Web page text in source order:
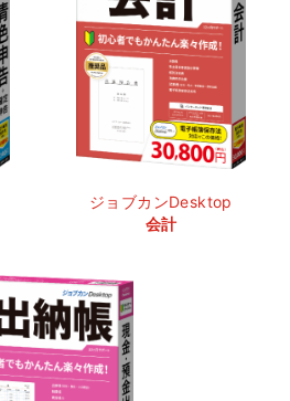
ジョブカンDesktop
会計